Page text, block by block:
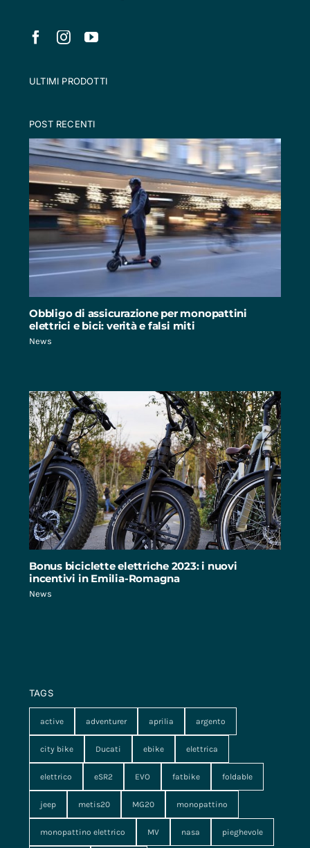
ULTIMI PRODOTTI
POST RECENTI
Obbligo di assicurazione per monopattini
elettrici e bici: verità e falsi miti
News
Bonus biciclette elettriche 2023: i nuovi
incentivi in Emilia-Romagna
News
TAGS
active adventurer aprilia argento
city bike Ducati ebike elettrica
elettrico eSR2 EVO fatbike foldable
jeep metis20 MG20 monopattino
monopattino elettrico MV nasa pieghevole